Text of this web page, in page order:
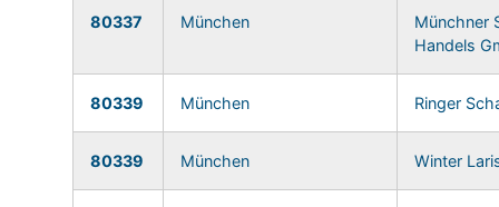
80337 München
Münchner
Handels
80339 München Ringer
80339 München Winter